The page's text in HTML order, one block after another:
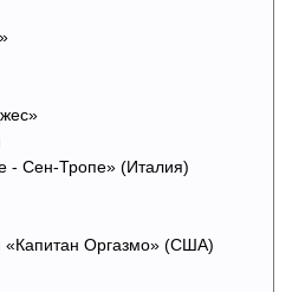
- Сен-Тропе» (Италия)
«Капитан Оргазмо» (США)